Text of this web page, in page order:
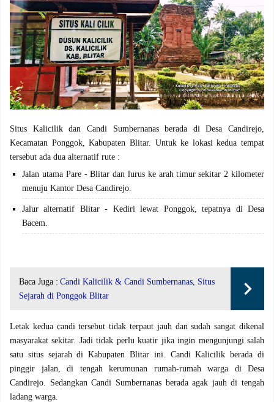
Situs Kalicilik dan Candi Sumbernanas berada di Desa Candirejo,
Kecamatan Ponggok, Kabupaten Blitar. Untuk ke lokasi kedua tempat
tersebut ada dua alternatif rute :
Jalan utama Pare - Blitar dan lurus ke arah timur sekitar 2 kilometer
menuju Kantor Desa Candirejo.
Jalur alternatif Blitar - Kediri lewat Ponggok, tepatnya di Desa
Bacem.
Baca Juga : Candi Kalicilik & Candi Sumbernanas, Situs
Sejarah di Ponggok Blitar
Letak kedua candi tersebut tidak terpaut jauh dan sudah sangat dikenal
masyarakat sekitar. Jadi tidak perlu kuatir jika ingin mengunjungi salah
satu situs sejarah di Kabupaten Blitar ini. Candi Kalicilik berada di
pinggir jalan, di tengah kerumunan rumah-rumah warga di Desa
Candirejo. Sedangkan Candi Sumbernanas berada agak jauh di tengah
ladang warga.